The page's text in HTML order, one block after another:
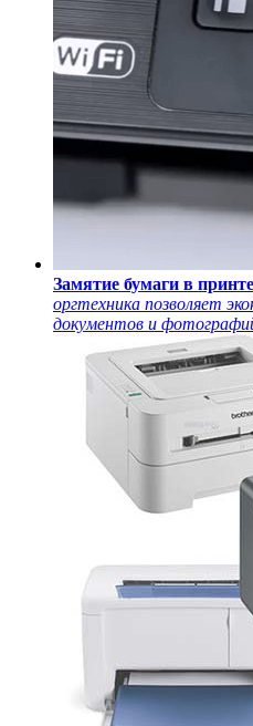
Замятие бумаги в
оргтехника позволяет
документов и